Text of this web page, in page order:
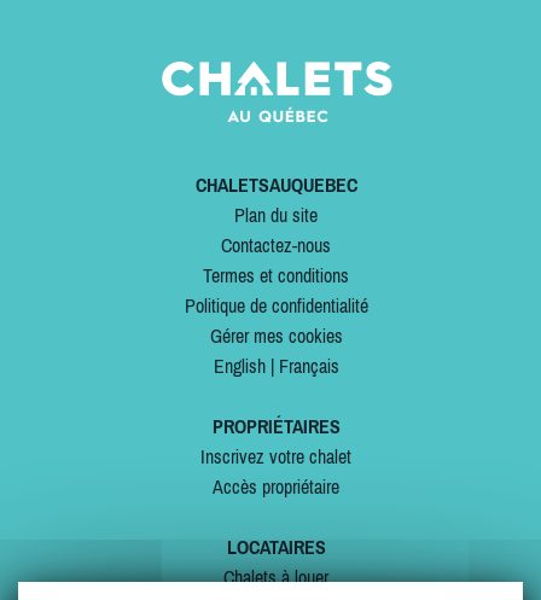
CHALETSAUQUEBEC
Plan du site
Contactez-nous
Termes et conditions
Politique de confidentialité
Gérer mes cookies
English| Français
PROPRIÉTAIRES
Inscrivez votre chalet
Accès propriétaire
LOCATAIRES
Chalets à louer